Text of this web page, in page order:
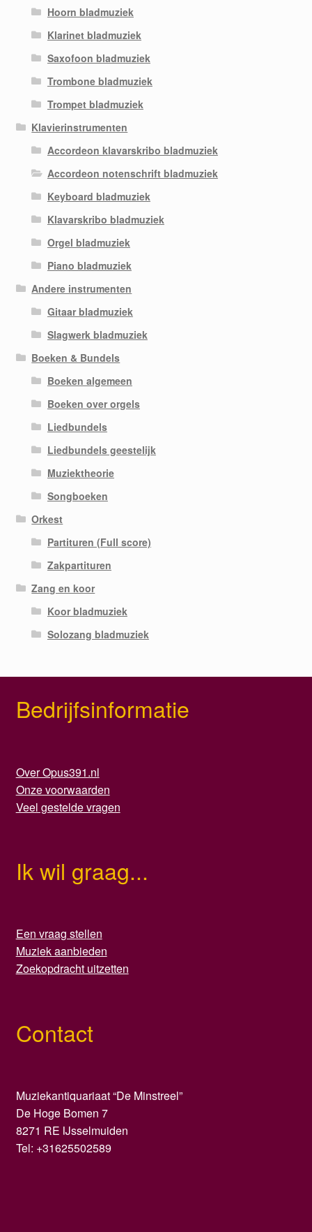
Hoorn bladmuziek
Klarinet bladmuziek
Saxofoon bladmuziek
Trombone bladmuziek
Trompet bladmuziek
Klavierinstrumenten
Accordeon klavarskribo bladmuziek
Accordeon notenschrift bladmuziek
Keyboard bladmuziek
Klavarskribo bladmuziek
Orgel bladmuziek
Piano bladmuziek
Andere instrumenten
Gitaar bladmuziek
Slagwerk bladmuziek
Boeken & Bundels
Boeken algemeen
Boeken over orgels
Liedbundels
Liedbundels geestelijk
Muziektheorie
Songboeken
Orkest
Partituren (Full score)
Zakpartituren
Zang en koor
Koor bladmuziek
Solozang bladmuziek
Bedrijfsinformatie
Over Opus391.nl
Onze voorwaarden
Veel gestelde vragen
Ik wil graag...
Een vraag stellen
Muziek aanbieden
Zoekopdracht uitzetten
Contact
Muziekantiquariaat “De Minstreel”
De Hoge Bomen 7
8271 RE IJsselmuiden
Tel: +31625502589